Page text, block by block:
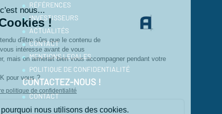
RÉFÉRENCES
INVESTISSEURS
ACTUALITÉS
CONTACT
MENTIONS LEGALES
POLITIQUE DE CONFIDENTIALITÉ
CONTACTEZ-NOUS !
CONTACT